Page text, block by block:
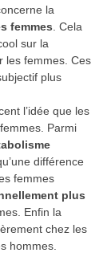
la
femmes . Cela
sur la
les femmes. Ces
plus
l’idée que les
Parmi
différence
femmes
plus
Enfin la
chez les
hommes.